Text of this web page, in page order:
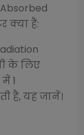
क्या हैं:
के लिए
1
है, यह जानें।